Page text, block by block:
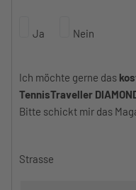
Ja Nein
Ich möchte gerne das
TennisTraveller
Bitte schickt mir das
Strasse